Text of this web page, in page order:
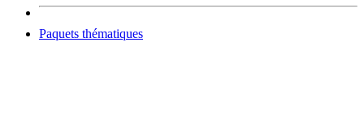
Paquets thématiques